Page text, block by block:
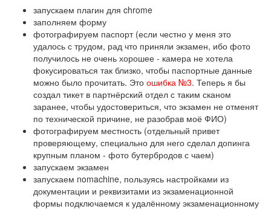
запускаем плагин для chrome
заполняем форму
фотографируем паспорт (если честно у меня это
удалось с трудом, рад что приняли экзамен, ибо фото
получилось не очень хорошее - камера не хотела
фокусироваться так близко, чтобы паспортные данные
можно было прочитать. Это ошибка №3. Теперь я бы
создал тикет в партнёрский отдел с таким сканом
заранее, чтобы удостовериться, что экзамен не отменят
по технической причине, не разобрав моё ФИО)
фотографируем местность (отдельный привет
проверяющему, специально для него сделал допинга
крупным планом - фото бутербродов с чаем)
запускаем экзамен
запускаем nomachine, пользуясь настройками из
документации и реквизитами из экзаменационной
формы подключаемся к удалённому экзаменационному